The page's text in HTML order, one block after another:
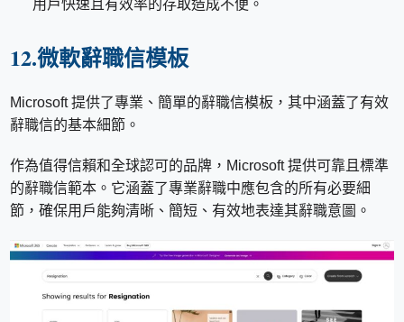
用戶快速且有效率的存取造成不便。
12.微軟辭職信模板
Microsoft 提供了專業、簡單的辭職信模板，其中涵蓋了有效
辭職信的基本細節。
作為值得信賴和全球認可的品牌，Microsoft 提供可靠且標準
的辭職信範本。它涵蓋了專業辭職中應包含的所有必要細
節，確保用戶能夠清晰、簡短、有效地表達其辭職意圖。